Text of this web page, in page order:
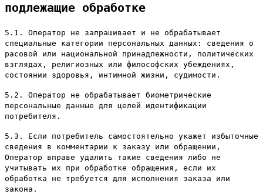
подлежащие обработке
5.1. Оператор не запрашивает и не обрабатывает
специальные категории персональных данных: сведения о
расовой или национальной принадлежности, политических
взглядах, религиозных или философских убеждениях,
состоянии здоровья, интимной жизни, судимости.
5.2. Оператор не обрабатывает биометрические
персональные данные для целей идентификации
потребителя.
5.3. Если потребитель самостоятельно укажет избыточные
сведения в комментарии к заказу или обращении,
Оператор вправе удалить такие сведения либо не
учитывать их при обработке обращения, если их
обработка не требуется для исполнения заказа или
закона.